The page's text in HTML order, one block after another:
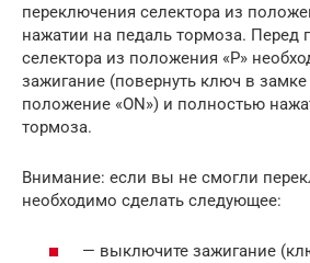
переключения селектора из
нажатии на педаль тормоза. Перед
селектора из положения «Р»
зажигание (повернуть ключ в
положение «ON») и полностью
тормоза.
Внимание: если вы не смогли
необходимо сделать следующее:
— выключите зажигание